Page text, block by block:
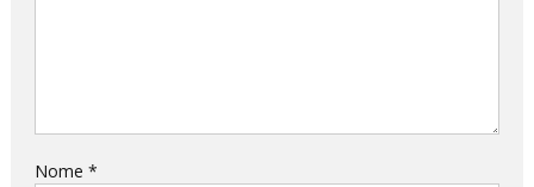
Nome *